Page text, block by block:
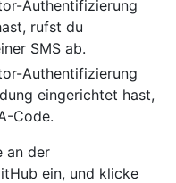
Authentifizierung
rufst du
SMS ab.
Authentifizierung
eingerichtet hast,
Code.
an der
ein, und klicke